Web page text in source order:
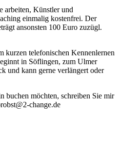
arbeiten, Künstler und
einmalig kostenfrei. Der
ansonsten 100 Euro zuzügl.
kurzen telefonischen Kennenlernen
in Söflingen, zum Ulmer
und kann gerne verlängert oder
buchen möchten, schreiben Sie mir
change.de